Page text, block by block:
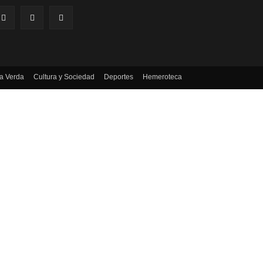
Verda Cultura y Sociedad Deportes Hemeroteca